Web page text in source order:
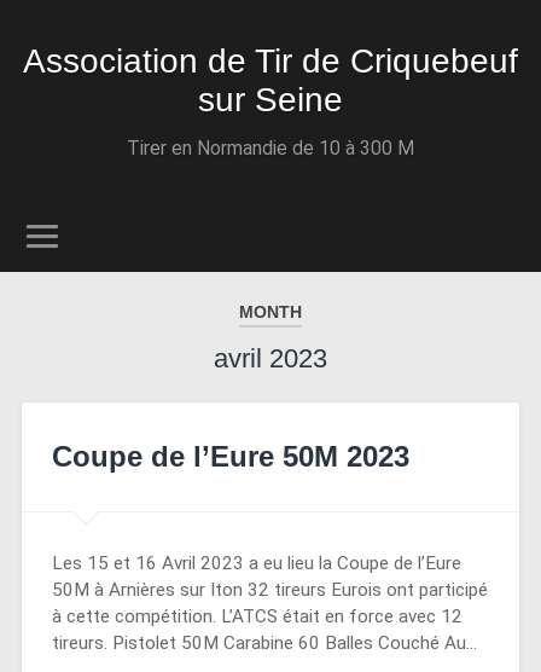
Association de Tir de Criquebeuf
sur Seine
Tirer en Normandie de 10 à 300 M
MONTH
avril 2023
Coupe de l’Eure 50M 2023
Les 15 et 16 Avril 2023 a eu lieu la Coupe de l’Eure
50M à Arnières sur Iton 32 tireurs Eurois ont participé
à cette compétition. L’ATCS était en force avec 12
tireurs. Pistolet 50M Carabine 60 Balles Couché Au…